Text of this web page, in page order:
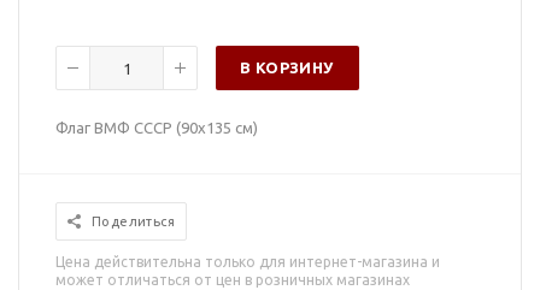
В КОРЗИНУ
Флаг ВМФ СССР (90х135 см)
Поделиться
Цена действительна только для интернет-магазина и
может отличаться от цен в розничных магазинах